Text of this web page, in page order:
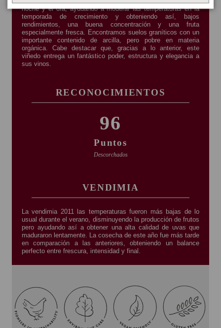
noche y el día, ayudando a moderar las temperaturas en la
temporada de crecimiento y obteniendo así, bajos
rendimientos, una buena concentración y una fruta
especialmente fresca. Encontramos suelos graníticos con un
importante contenido de arcilla, pero pobre en materia
orgánica. Cabe destacar que, gracias a lo anterior, este
viñedo entrega un fantástico poder, estructura y elegancia a
sus vinos.
RECONOCIMIENTOS
96
Puntos
Descorchados
VENDIMIA
La vendimia 2011 las temperaturas fueron más bajas de lo
usual durante el verano, disminuyendo la producción de frutos
pero ayudando así a obtener una alta calidad de uvas que
maduraron lentamente. La cosecha de este año fue más tarde
en comparación a las anteriores, obteniendo un balance
perfecto entre frescura, intensidad y final.